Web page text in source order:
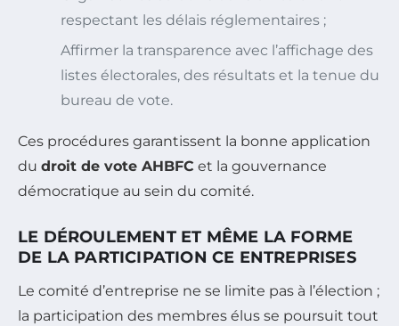
respectant les délais réglementaires ;
Affirmer la transparence avec l’affichage des
listes électorales, des résultats et la tenue du
bureau de vote.
Ces procédures garantissent la bonne application
du droit de vote AHBFC et la gouvernance
démocratique au sein du comité.
LE DÉROULEMENT ET MÊME LA FORME
DE LA PARTICIPATION CE ENTREPRISES
Le comité d’entreprise ne se limite pas à l’élection ;
la participation des membres élus se poursuit tout